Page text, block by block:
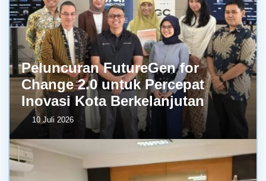
Peluncuran FutureGen for
Change 2.0 untuk Percepat
Inovasi Kota Berkelanjutan
10 Juli 2026